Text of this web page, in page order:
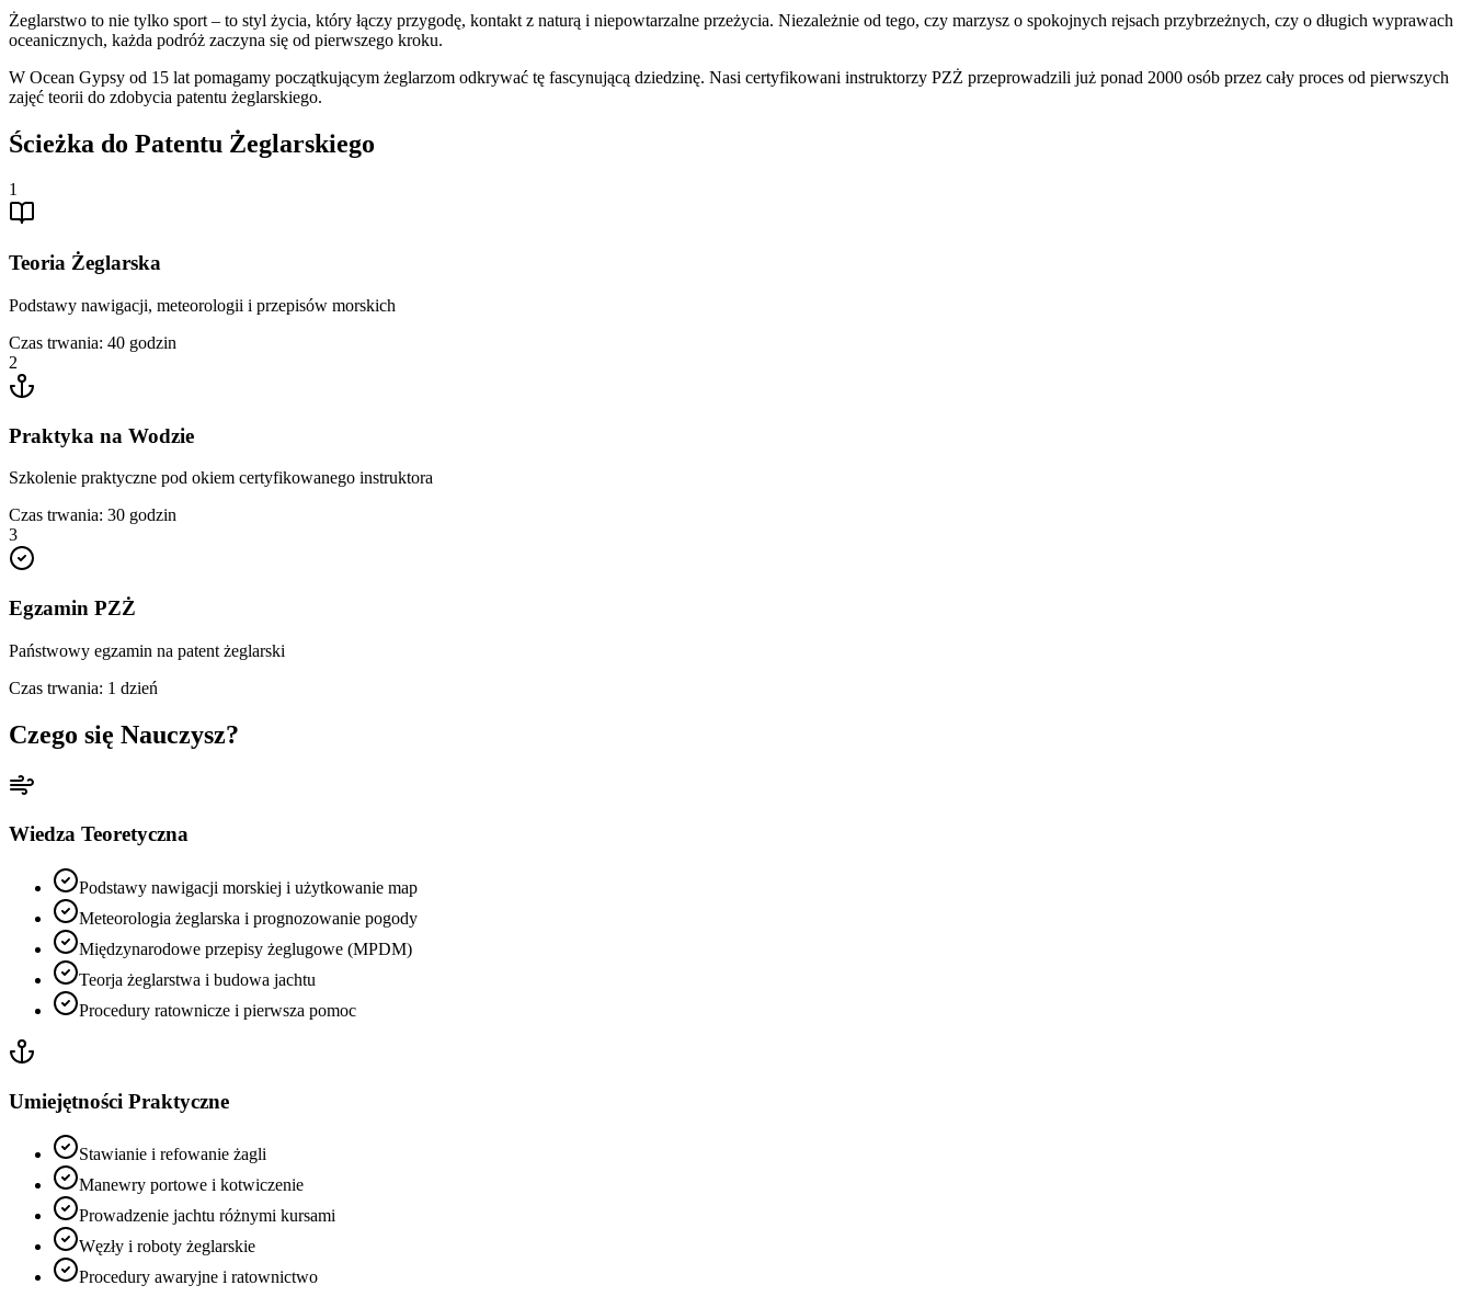
Żeglarstwo to nie tylko sport – to styl życia, który łączy przygodę, kontakt z naturą i niepowtarzalne przeżycia. Niezależnie od tego, czy marzysz o spokojnych rejsach przybrzeżnych, czy o długich wyprawach
oceanicznych, każda podróż zaczyna się od pierwszego kroku.
W Ocean Gypsy od 15 lat pomagamy początkującym żeglarzom odkrywać tę fascynującą dziedzinę. Nasi certyfikowani instruktorzy PZŻ przeprowadzili już ponad 2000 osób przez cały proces od pierwszych
zajęć teorii do zdobycia patentu żeglarskiego.
Ścieżka do Patentu Żeglarskiego
1
Teoria Żeglarska
Podstawy nawigacji, meteorologii i przepisów morskich
Czas trwania: 40 godzin
2
Praktyka na Wodzie
Szkolenie praktyczne pod okiem certyfikowanego instruktora
Czas trwania: 30 godzin
3
Egzamin PZŻ
Państwowy egzamin na patent żeglarski
Czas trwania: 1 dzień
Czego się Nauczysz?
Wiedza Teoretyczna
Podstawy nawigacji morskiej i użytkowanie map
Meteorologia żeglarska i prognozowanie pogody
Międzynarodowe przepisy żeglugowe (MPDM)
Teorja żeglarstwa i budowa jachtu
Procedury ratownicze i pierwsza pomoc
Umiejętności Praktyczne
Stawianie i refowanie żagli
Manewry portowe i kotwiczenie
Prowadzenie jachtu różnymi kursami
Węzły i roboty żeglarskie
Procedury awaryjne i ratownictwo